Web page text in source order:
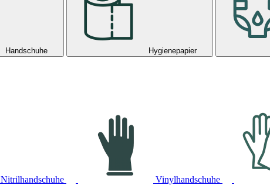
Handschuhe Hygienepapier
Nitrilhandschuhe Vinylhandschuhe